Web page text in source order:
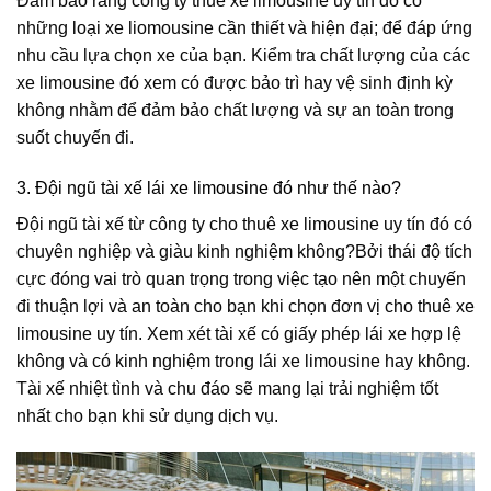
những loại xe liomousine cần thiết và hiện đại; để đáp ứng
nhu cầu lựa chọn xe của bạn. Kiểm tra chất lượng của các
xe limousine đó xem có được bảo trì hay vệ sinh định kỳ
không nhằm để đảm bảo chất lượng và sự an toàn trong
suốt chuyến đi.
3. Đội ngũ tài xế lái xe limousine đó như thế nào?
Đội ngũ tài xế từ công ty cho thuê xe limousine uy tín đó có
chuyên nghiệp và giàu kinh nghiệm không?Bởi thái độ tích
cực đóng vai trò quan trọng trong việc tạo nên một chuyến
đi thuận lợi và an toàn cho bạn khi chọn đơn vị cho thuê xe
limousine uy tín. Xem xét tài xế có giấy phép lái xe hợp lệ
không và có kinh nghiệm trong lái xe limousine hay không.
Tài xế nhiệt tình và chu đáo sẽ mang lại trải nghiệm tốt
nhất cho bạn khi sử dụng dịch vụ.